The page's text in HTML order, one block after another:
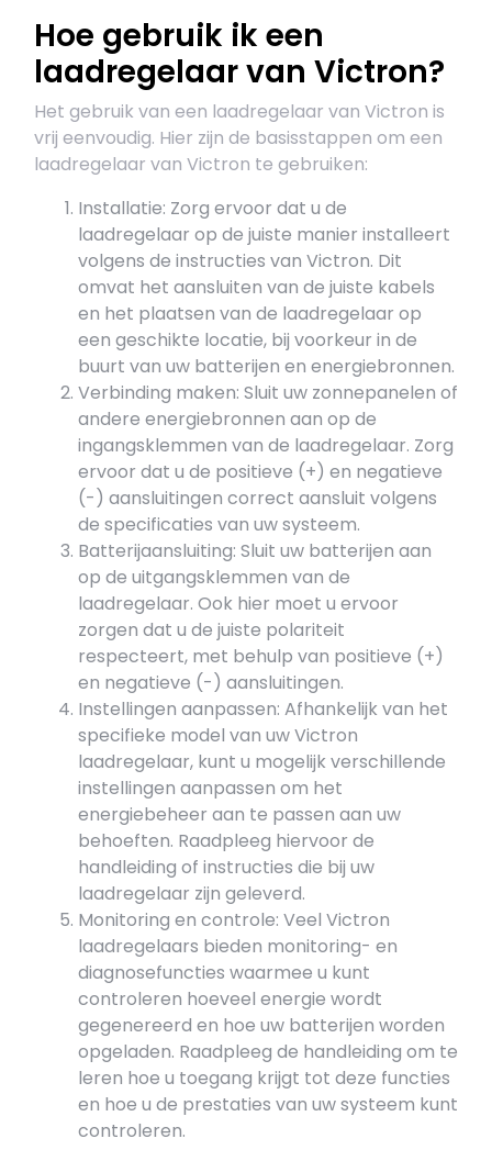
Hoe gebruik ik een
laadregelaar van Victron?
Het gebruik van een laadregelaar van Victron is
vrij eenvoudig. Hier zijn de basisstappen om een
laadregelaar van Victron te gebruiken:
Installatie: Zorg ervoor dat u de
laadregelaar op de juiste manier installeert
volgens de instructies van Victron. Dit
omvat het aansluiten van de juiste kabels
en het plaatsen van de laadregelaar op
een geschikte locatie, bij voorkeur in de
buurt van uw batterijen en energiebronnen.
Verbinding maken: Sluit uw zonnepanelen of
andere energiebronnen aan op de
ingangsklemmen van de laadregelaar. Zorg
ervoor dat u de positieve (+) en negatieve
(-) aansluitingen correct aansluit volgens
de specificaties van uw systeem.
Batterijaansluiting: Sluit uw batterijen aan
op de uitgangsklemmen van de
laadregelaar. Ook hier moet u ervoor
zorgen dat u de juiste polariteit
respecteert, met behulp van positieve (+)
en negatieve (-) aansluitingen.
Instellingen aanpassen: Afhankelijk van het
specifieke model van uw Victron
laadregelaar, kunt u mogelijk verschillende
instellingen aanpassen om het
energiebeheer aan te passen aan uw
behoeften. Raadpleeg hiervoor de
handleiding of instructies die bij uw
laadregelaar zijn geleverd.
Monitoring en controle: Veel Victron
laadregelaars bieden monitoring- en
diagnosefuncties waarmee u kunt
controleren hoeveel energie wordt
gegenereerd en hoe uw batterijen worden
opgeladen. Raadpleeg de handleiding om te
leren hoe u toegang krijgt tot deze functies
en hoe u de prestaties van uw systeem kunt
controleren.